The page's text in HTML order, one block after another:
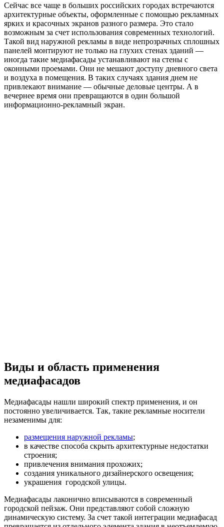
Сейчас все чаще в больших российских городах встречаются
архитектурные объекты, оформленные с помощью рекламных
ярких и красочных экранов разного размера. Это стало
возможным за счет использования современных технологий.
Такой вид наружной рекламы в виде непрозрачных сплошных
панелей монтируют не только на глухих стенах зданий —
иногда такие медиафасады устанавливают на стены с
оконными проемами. Они не мешают доступу дневного света
и воздуха в помещения. В таких случаях здания днем не
привлекают внимание — обычные деловые центры. А в
вечернее время они превращаются в один большой
информационно-рекламный экран.
Виды и область применения
медиафасадов
Медиафасады нашли широкий спектр применения, и он
постоянно увеличивается. Так, такие рекламные носители
незаменимы для:
размещения наружной рекламы;
в качестве способа скрыть архитектурные недостатки
строения;
привлечения внимания прохожих;
создания уникального дизайнерского освещения;
украшения городской улицы.
Медиафасады лаконично вписываются в современный
городской пейзаж. Они представляют собой сложную
динамическую систему. За счет такой интеграции медиафасад